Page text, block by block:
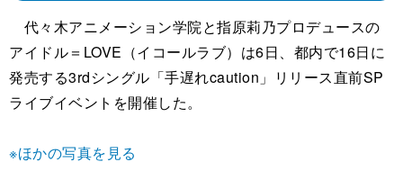
代々木アニメーション学院と指原莉乃プロデュースの
アイドル＝LOVE（イコールラブ）は6日、都内で16日に
発売する3rdシングル「手遅れcaution」リリース直前SP
ライブイベントを開催した。
※ほかの写真を見る